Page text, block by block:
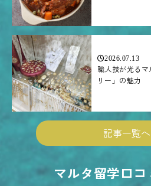
2026.07.13
職人技が光る
リー」の魅力
記事一覧へ
マルタ留学口